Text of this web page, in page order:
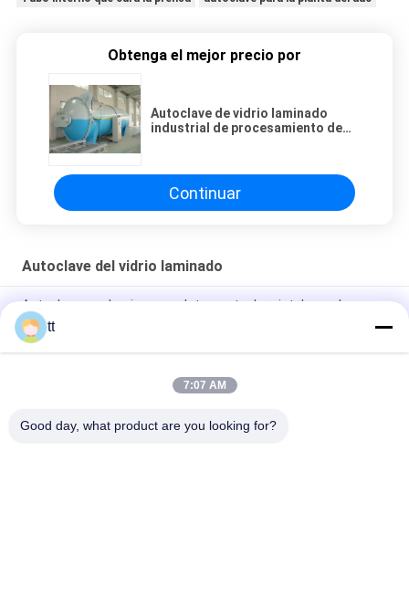
Obtenga el mejor precio por
Autoclave de vidrio laminado
industrial de procesamiento de
Continuar
Autoclave del vidrio laminado
Autoclave que lamina completamente de cristal con el
regulador del PLC
Autoclave que lamina de cristal con medidas de seguridad
tt
7:07 AM
Good day, what product are you looking for?